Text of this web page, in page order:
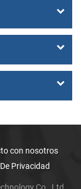
con nosotros
Privacidad